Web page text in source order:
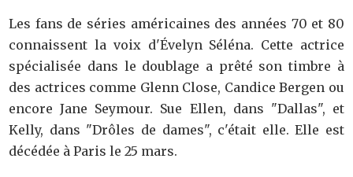
Les fans de séries américaines des années 70 et 80
connaissent la voix d'Évelyn Séléna. Cette actrice
spécialisée dans le doublage a prêté son timbre à
des actrices comme Glenn Close, Candice Bergen ou
encore Jane Seymour. Sue Ellen, dans "Dallas", et
Kelly, dans "Drôles de dames", c'était elle. Elle est
décédée à Paris le 25 mars.